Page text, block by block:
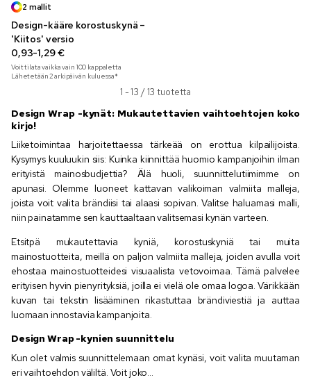
2 mallit
Design-kääre korostuskynä –
'Kiitos' versio
0,93-1,29 €
Voit tilata vaikka vain 100 kappaletta
Lähetetään 2 arkipäivän kuluessa*
1 - 13 / 13 tuotetta
Design Wrap -kynät: Mukautettavien vaihtoehtojen koko
kirjo!
Liiketoimintaa harjoitettaessa tärkeää on erottua kilpailijoista.
Kysymys kuuluukin siis: Kuinka kiinnittää huomio kampanjoihin ilman
erityistä mainosbudjettia? Älä huoli, suunnittelutiimimme on
apunasi. Olemme luoneet kattavan valikoiman valmiita malleja,
joista voit valita brändiisi tai alaasi sopivan. Valitse haluamasi malli,
niin painatamme sen kauttaaltaan valitsemasi kynän varteen.
Etsitpä mukautettavia kyniä, korostuskyniä tai muita
mainostuotteita, meillä on paljon valmiita malleja, joiden avulla voit
ehostaa mainostuotteidesi visuaalista vetovoimaa. Tämä palvelee
erityisen hyvin pienyrityksiä, joilla ei vielä ole omaa logoa. Värikkään
kuvan tai tekstin lisääminen rikastuttaa brändiviestiä ja auttaa
luomaan innostavia kampanjoita.
Design Wrap -kynien suunnittelu
Kun olet valmis suunnittelemaan omat kynäsi, voit valita muutaman
eri vaihtoehdon väliltä. Voit joko...